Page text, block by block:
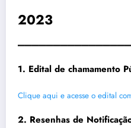
2023
1. Edital de chamamento
Clique aqui e acesse o edital
2. Resenhas de